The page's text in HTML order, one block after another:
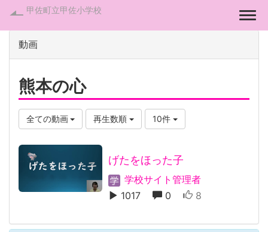
甲佐町立甲佐小学校
動画
熊本の心
全ての動画 再生数順 10件
げたをほった子
学校サイト管理者
1017
0 8